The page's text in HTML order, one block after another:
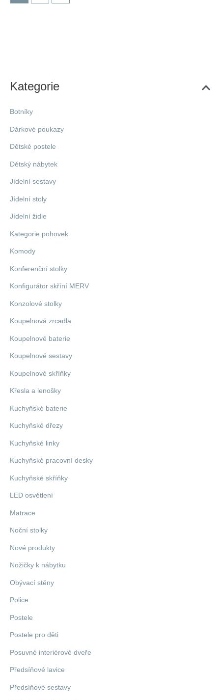
Kategorie
Botníky
Dárkové poukazy
Dětské postele
Dětský nábytek
Jídelní sestavy
Jídelní stoly
Jídelní židle
Kategorie pohovek
Komody
Konferenční stolky
Konfigurátor skříní MERV
Konzolové stolky
Koupelnová zrcadla
Koupelnové baterie
Koupelnové sestavy
Koupelnové skříňky
Křesla a lenošky
Kuchyňské baterie
Kuchyňské dřezy
Kuchyňské linky
Kuchyňské pracovní desky
Kuchyňské skříňky
LED osvětlení
Matrace
Noční stolky
Nové produkty
Nožičky k nábytku
Obývací stěny
Police
Postele
Postele pro děti
Posuvné interiérové dveře
Předsíňové lavice
Předsíňové sestavy